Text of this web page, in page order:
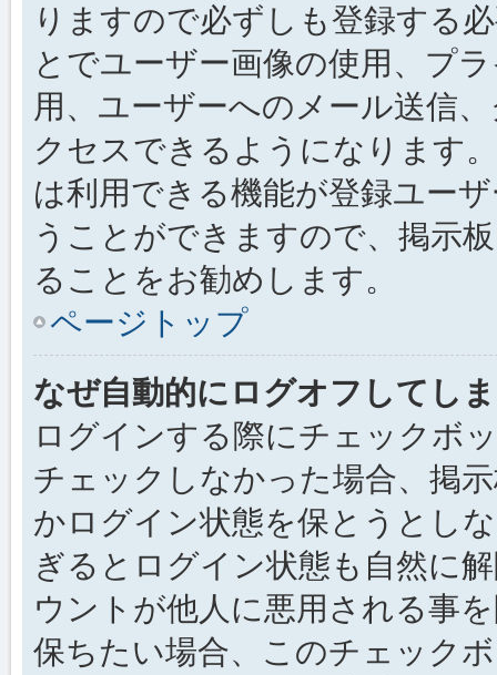
りますので必ずしも登録する
とでユーザー画像の使用、プ
用、ユーザーへのメール送信
クセスできるようになります
は利用できる機能が登録ユー
うことができますので、掲示
ることをお勧めします。
ページトップ
なぜ自動的にログオフしてし
ログインする際にチェックボ
チェックしなかった場合、掲
かログイン状態を保とうとし
ぎるとログイン状態も自然に
ウントが他人に悪用される事
保ちたい場合、このチェック